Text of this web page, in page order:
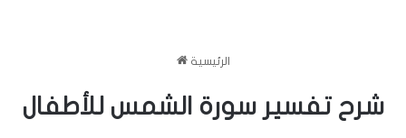
الرئيسية
شرح تفسير سورة الشمس للأطفال